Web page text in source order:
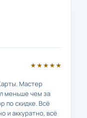
★★★★★
Мастер
меньше чем за
по скидке. Всё
и аккуратно, всё